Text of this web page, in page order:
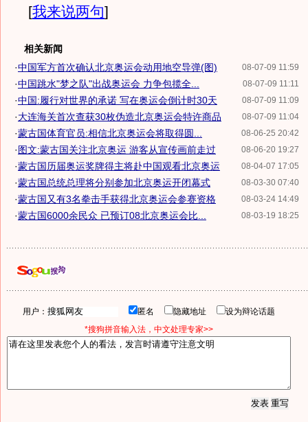
[我来说两句]
相关新闻
08-07-09 11:59
·中国军方首次确认北京奥运会动用地空导弹(图)
08-07-09 11:11
·中国跳水"梦之队"出战奥运会 力争包揽全...
08-07-09 11:09
·中国:履行对世界的承诺 写在奥运会倒计时30天
08-07-09 11:04
·大连海关首次查获30枚伪造北京奥运会特许商品
08-06-25 20:42
·蒙古国体育官员:相信北京奥运会将取得圆...
08-06-20 19:27
·图文:蒙古国关注北京奥运 游客从宣传画前走过
08-04-07 17:05
·蒙古国历届奥运奖牌得主将赴中国观看北京奥运
08-03-30 07:40
·蒙古国总统总理将分别参加北京奥运开闭幕式
08-03-24 14:49
·蒙古国又有3名拳击手获得北京奥运会参赛资格
08-03-19 18:25
·蒙古国6000余民众 已预订08北京奥运会比...
用户： 匿名 隐藏地址
设为辩论话题
*搜狗拼音输入法，中文处理专家>>